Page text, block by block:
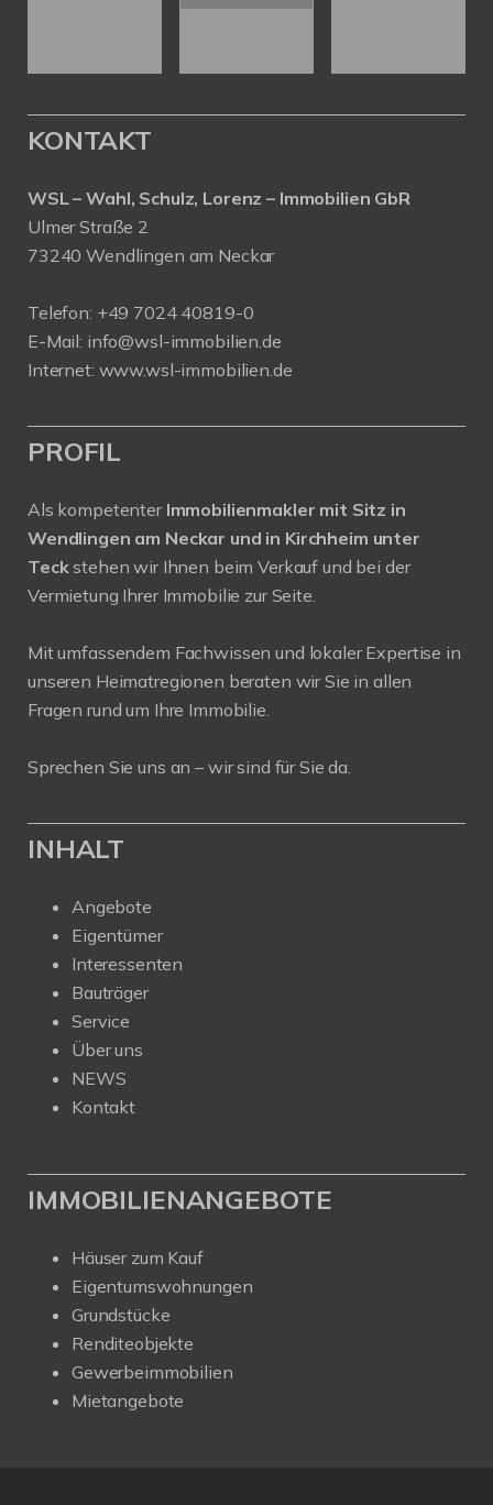
KONTAKT
WSL – Wahl, Schulz, Lorenz – Immobilien GbR
Ulmer Straße 2
73240 Wendlingen am Neckar
Telefon: +49 7024 40819-0
E-Mail: info@wsl-immobilien.de
Internet: www.wsl-immobilien.de
PROFIL
Als kompetenter Immobilienmakler mit Sitz in
Wendlingen am Neckar und in Kirchheim unter
Teckstehen wir Ihnen beim Verkauf und bei der
Vermietung Ihrer Immobilie zur Seite.
Mit umfassendem Fachwissen und lokaler Expertise in
unseren Heimatregionen beraten wir Sie in allen
Fragen rund um Ihre Immobilie.
Sprechen Sie uns an – wir sind für Sie da.
INHALT
Angebote
Eigentümer
Interessenten
Bauträger
Service
Über uns
NEWS
Kontakt
IMMOBILIENANGEBOTE
Häuser zum Kauf
Eigentumswohnungen
Grundstücke
Renditeobjekte
Gewerbeimmobilien
Mietangebote